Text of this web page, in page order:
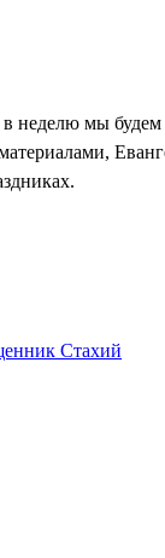
в неделю мы будем
Стахий